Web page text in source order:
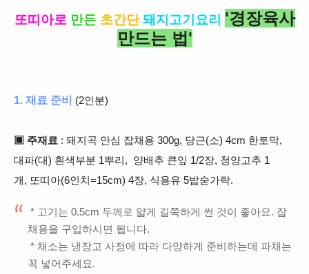
또띠아로 만든 초간단 돼지고기요리 '경장육사
만드는 법'
1. 재료 준비 (2인분)
▣ 주재료 : 돼지곡 안심 잡채용 300g, 당근(소) 4cm 한토막,
대파(대) 흰색부분 1뿌리, 양배추 큰잎 1/2장, 청양고추 1
개, 또띠아(6인치=15cm) 4장, 식용유 5밥숟가락.
* 고기는 0.5cm 두께로 얇게 길쭉하게 썬 것이 좋아요. 잡
채용을 구입하시면 됩니다.
* 채소는 냉장고 사정에 따라 다양하게 준비하는데 파채는
꼭 넣어주세요.